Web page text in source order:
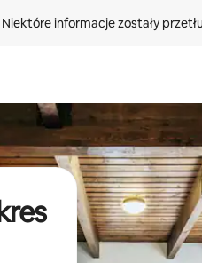
Niektóre informacje zostały